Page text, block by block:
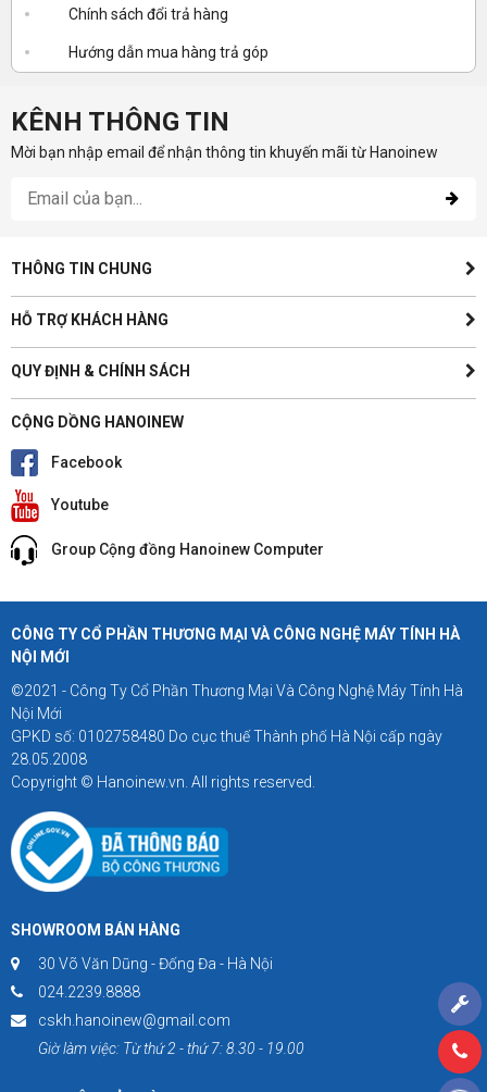
Chính sách đổi trả hàng
Hướng dẫn mua hàng trả góp
KÊNH THÔNG TIN
Mời bạn nhập email để nhận thông tin khuyến mãi từ Hanoinew
THÔNG TIN CHUNG
HỖ TRỢ KHÁCH HÀNG
QUY ĐỊNH & CHÍNH SÁCH
CỘNG DỒNG HANOINEW
Facebook
Youtube
Group Cộng đồng Hanoinew Computer
CÔNG TY CỔ PHẦN THƯƠNG MẠI VÀ CÔNG NGHỆ MÁY TÍNH HÀ
NỘI MỚI
©2021 - Công Ty Cổ Phần Thương Mại Và Công Nghệ Máy Tính Hà
Nội Mới
GPKD số: 0102758480 Do cục thuế Thành phố Hà Nội cấp ngày
28.05.2008
Copyright © Hanoinew.vn. All rights reserved.
SHOWROOM BÁN HÀNG
30 Võ Văn Dũng - Đống Đa - Hà Nội
024.2239.8888
cskh.hanoinew@gmail.com
Giờ làm việc: Từ thứ 2 - thứ 7: 8.30 - 19.00